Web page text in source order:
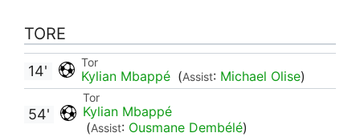
TORE
Tor
Kylian Mbappé (Assist: Michael Olise)
14'
Tor
Kylian Mbappé
(Assist: Ousmane Dembélé)
54'